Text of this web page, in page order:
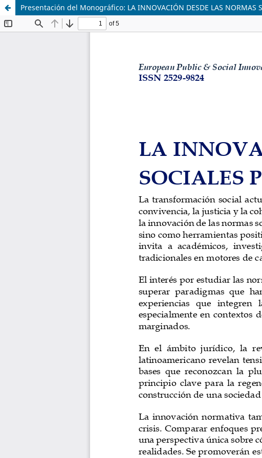
Presentación del Monográfico: LA INNOVACIÓN DESDE LAS NORMAS